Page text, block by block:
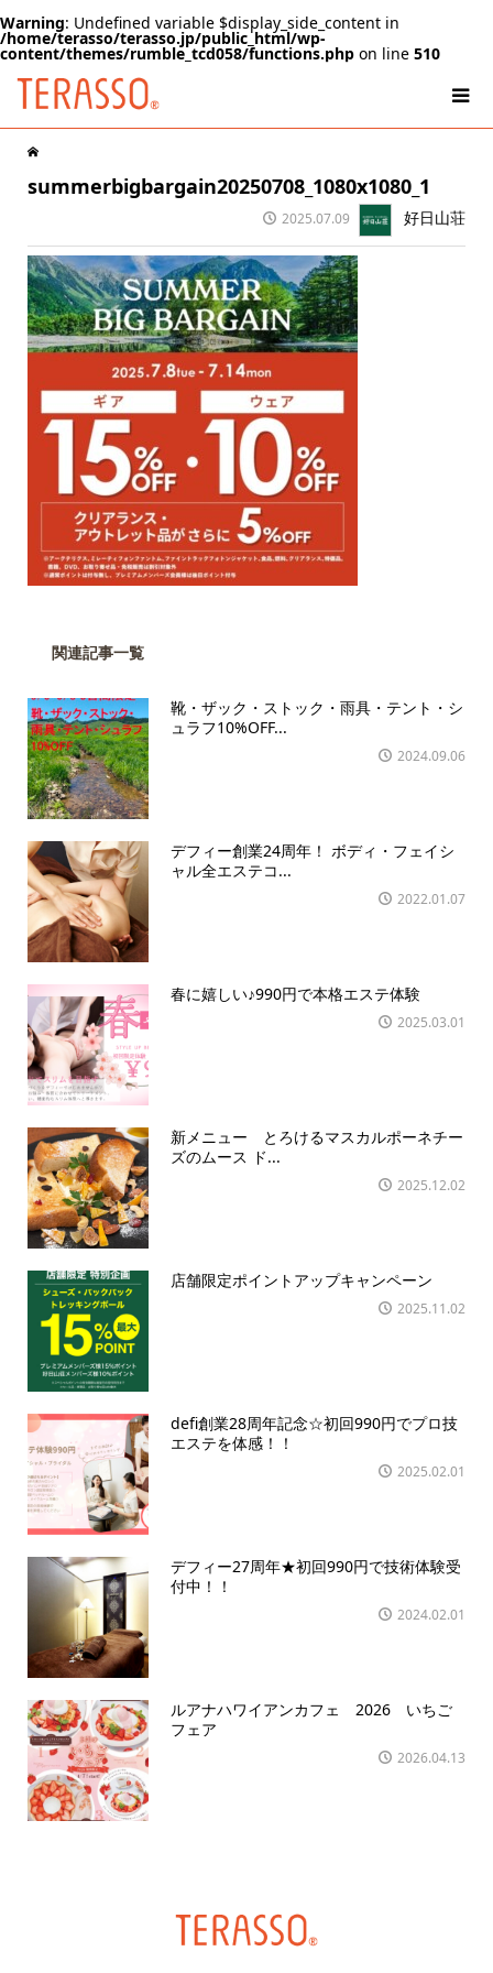
Warning: Undefined variable $display_side_content in
/home/terasso/terasso.jp/public_html/wp-
content/themes/rumble_tcd058/functions.php on line 510
summerbigbargain20250708_1080x1080_1
2025.07.09 好日山荘
関連記事一覧
靴・ザック・ストック・雨具・テント・シ
ュラフ10%OFF...
2024.09.06
デフィー創業24周年！ ボディ・フェイシ
ャル全エステコ...
2022.01.07
春に嬉しい♪990円で本格エステ体験
2025.03.01
新メニュー とろけるマスカルポーネチー
ズのムース ド...
2025.12.02
店舗限定ポイントアップキャンペーン
2025.11.02
defi創業28周年記念☆初回990円でプロ技
エステを体感！！
2025.02.01
デフィー27周年★初回990円で技術体験受
付中！！
2024.02.01
ルアナハワイアンカフェ 2026 いちご
フェア
2026.04.13